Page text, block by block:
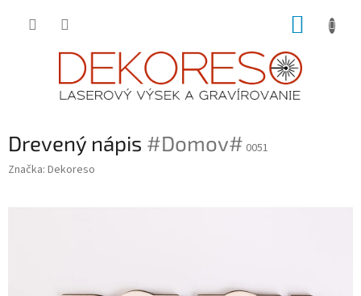
Drevený nápis #Domov# 0051
Značka: Dekoreso